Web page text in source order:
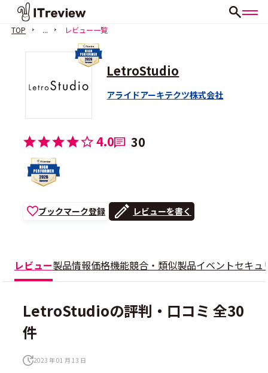
TOP ... レビュー一覧
LetroStudio
アライドアーキテクツ株式会社
4.0 30
ブックマーク登録 レビューを書く
レビュー製品情報価格機能競合・類似製品イベントセキュ
LetroStudioの評判・口コミ 全30
件
2023 年 01 月 13 日